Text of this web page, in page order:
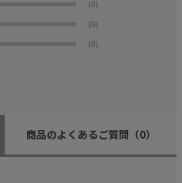
(0)
(0)
(0)
商品のよくあるご質問 （0）